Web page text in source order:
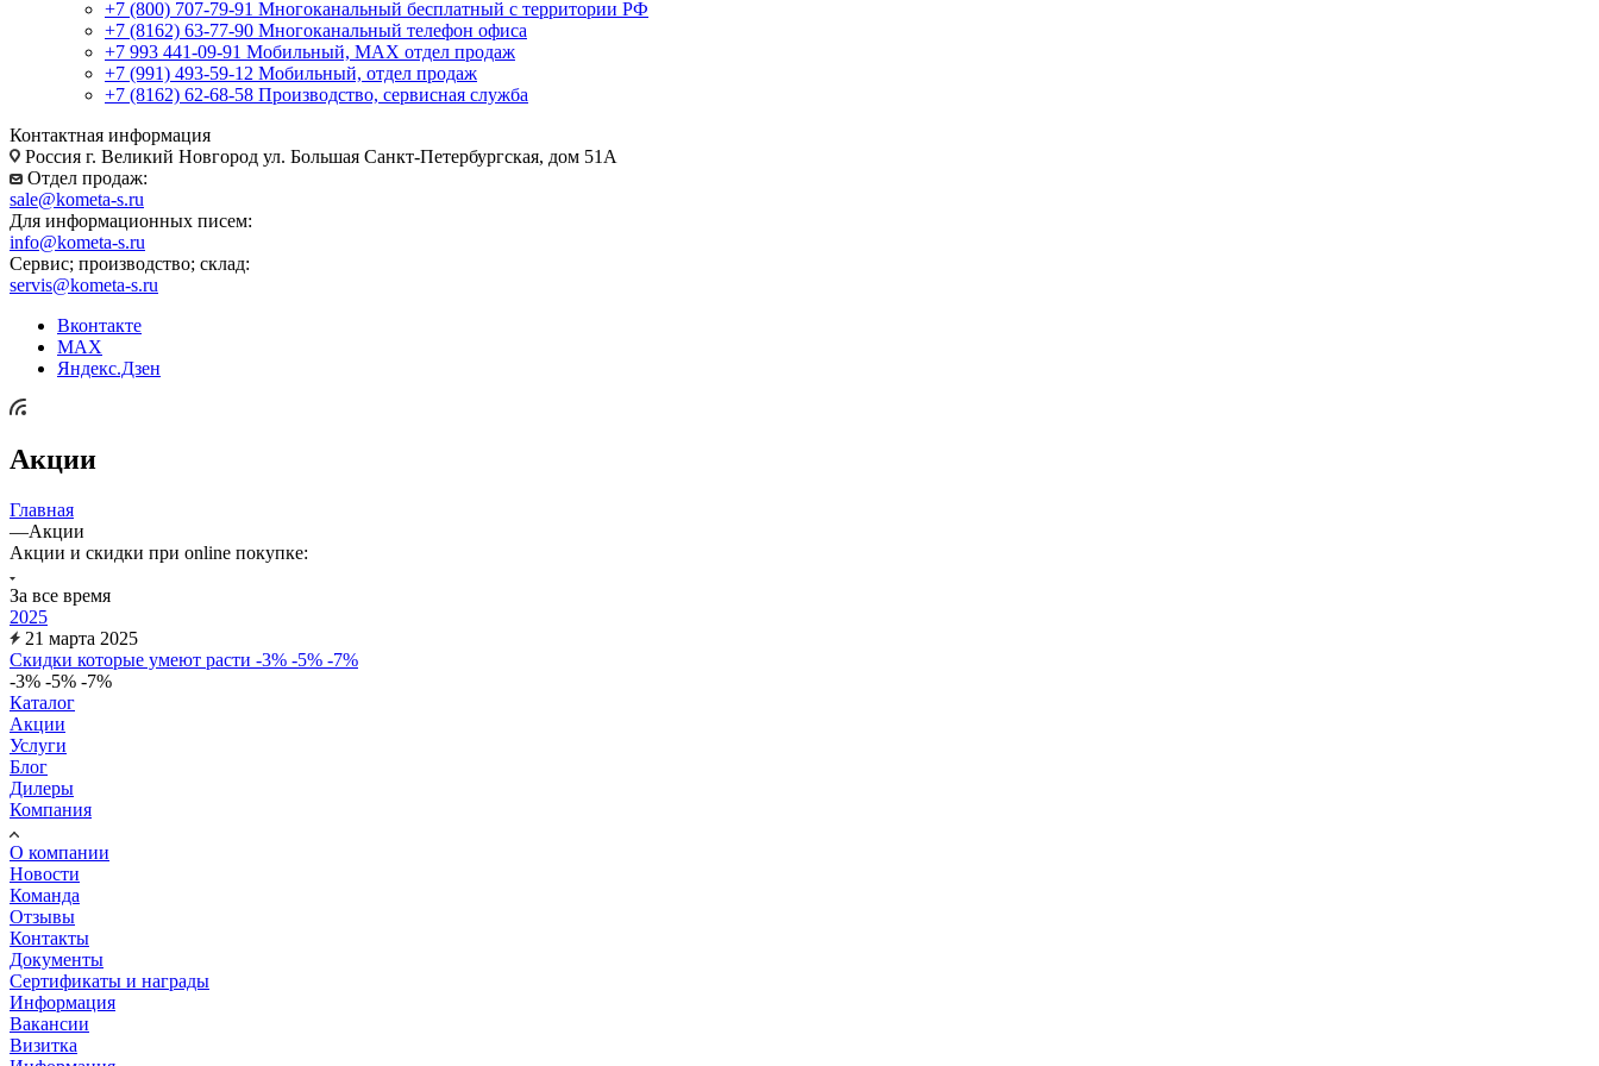
+7 (800) 707-79-91 Многоканальный бесплатный с территории РФ
+7 (8162) 63-77-90 Многоканальный телефон офиса
+7 993 441-09-91 Мобильный, MAX отдел продаж
+7 (991) 493-59-12 Мобильный, отдел продаж
+7 (8162) 62-68-58 Производство, сервисная служба
Контактная информация
Россия г. Великий Новгород ул. Большая Санкт-Петербургская, дом 51А
Отдел продаж:
sale@kometa-s.ru
Для информационных писем:
info@kometa-s.ru
Сервис; производство; склад:
servis@kometa-s.ru
Вконтакте
MAX
Яндекс.Дзен
Акции
Главная
—Акции
Акции и скидки при online покупке:
За все время
2025
21 марта 2025
Скидки которые умеют расти -3% -5% -7%
-3% -5% -7%
Каталог
Акции
Услуги
Блог
Дилеры
Компания
О компании
Новости
Команда
Отзывы
Контакты
Документы
Сертификаты и награды
Информация
Вакансии
Визитка